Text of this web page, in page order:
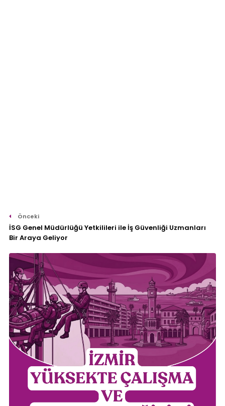
Önceki
İSG Genel Müdürlüğü Yetkilileri ile İş Güvenliği Uzmanları
Bir Araya Geliyor